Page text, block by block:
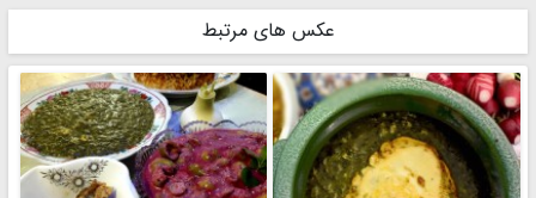
عکس های مرتبط